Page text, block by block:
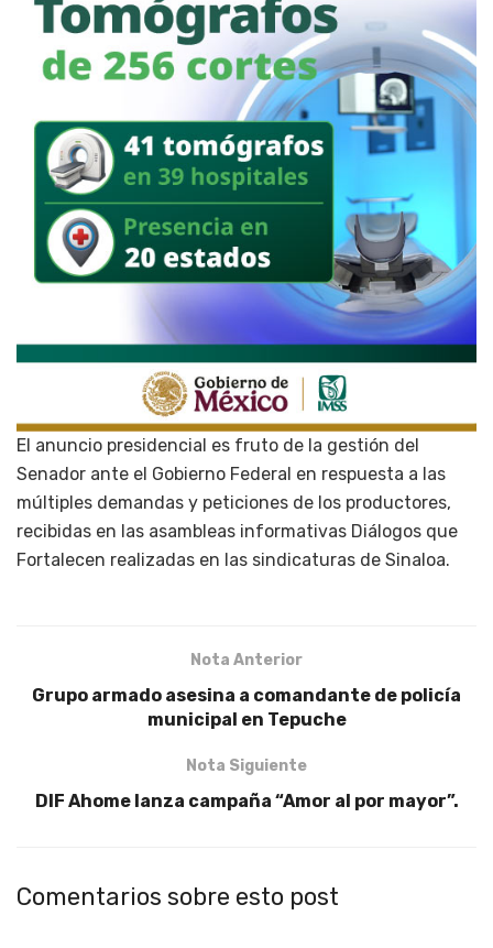
El anuncio presidencial es fruto de la gestión del
Senador ante el Gobierno Federal en respuesta a las
múltiples demandas y peticiones de los productores,
recibidas en las asambleas informativas Diálogos que
Fortalecen realizadas en las sindicaturas de Sinaloa.
Nota Anterior
Grupo armado asesina a comandante de policía
municipal en Tepuche
Nota Siguiente
DIF Ahome lanza campaña “Amor al por mayor”.
Comentarios sobre esto post